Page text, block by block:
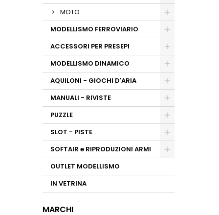
MOTO
MODELLISMO FERROVIARIO
ACCESSORI PER PRESEPI
MODELLISMO DINAMICO
AQUILONI - GIOCHI D'ARIA
MANUALI - RIVISTE
PUZZLE
SLOT - PISTE
SOFTAIR e RIPRODUZIONI ARMI
OUTLET MODELLISMO
IN VETRINA
MARCHI